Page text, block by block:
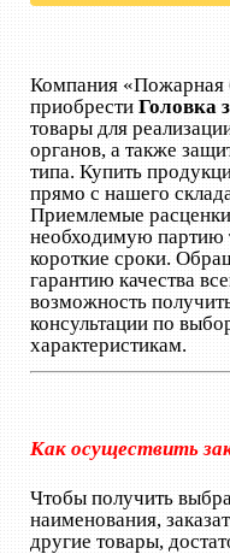
Компания «Пожарная
приобрести Головка
товары для
органов, а также
типа. Купить
прямо с нашего
Приемлемые расценки
необходимую партию
короткие сроки.
гарантию качества
возможность
консультации по
характеристикам.
Как осуществить
Чтобы получить
наименования,
другие товары,